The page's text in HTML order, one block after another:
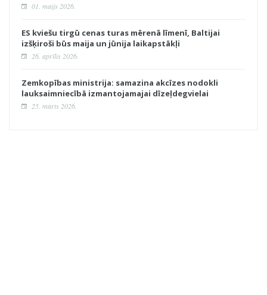
01. maijs 2026.
ES kviešu tirgū cenas turas mērenā līmenī, Baltijai
izšķiroši būs maija un jūnija laikapstākļi
26. aprīlis 2026.
Zemkopības ministrija: samazina akcīzes nodokli
lauksaimniecībā izmantojamajai dīzeļdegvielai
25. marts 2026.